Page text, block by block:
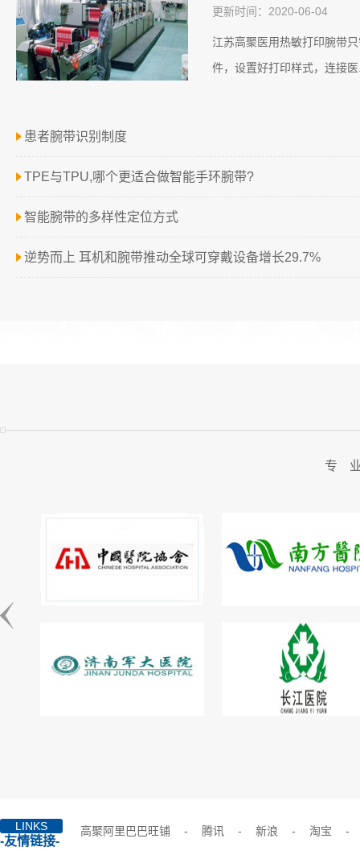
更新时间：2020-06-04
江苏高聚医用热敏打印腕带
件，设置好打印样式，连接
患者腕带识别制度
TPE与TPU,哪个更适合做智能手环腕带?
智能腕带的多样性定位方式
逆势而上 耳机和腕带推动全球可穿戴设备增长29.7%
专
LINKS
-友情链接-
高聚阿里巴巴旺铺 - 腾讯 - 新浪 - 淘宝 -